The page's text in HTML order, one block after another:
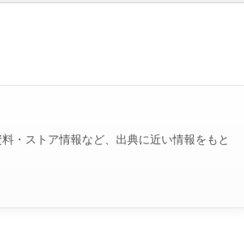
・ストア情報など、出典に近い情報をもと